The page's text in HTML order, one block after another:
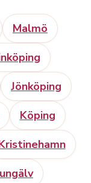
Malmö
Jönköping
Köping